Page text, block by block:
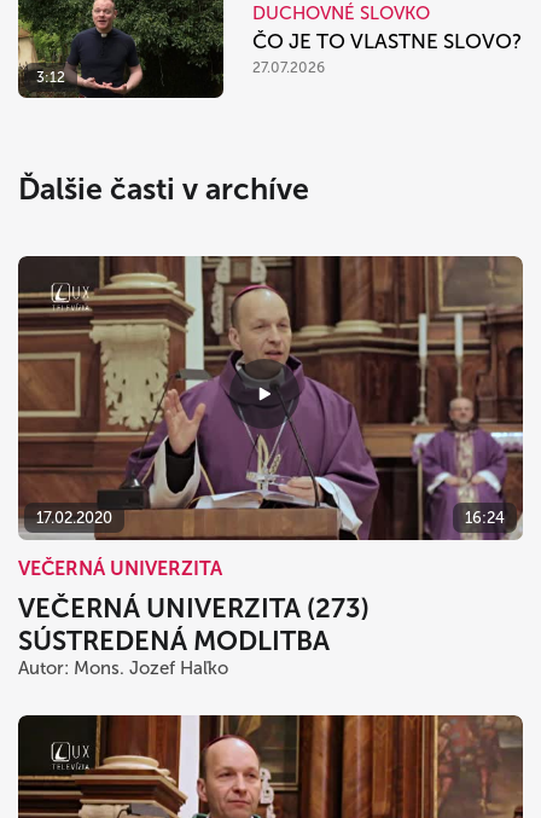
3:12
DUCHOVNÉ SLOVKO
ČO JE TO VLASTNE SLOVO?
27.07.2026
Ďalšie časti v archíve
17.02.2020 16:24
VEČERNÁ UNIVERZITA
VEČERNÁ UNIVERZITA (273)
SÚSTREDENÁ MODLITBA
Autor: Mons. Jozef Haľko